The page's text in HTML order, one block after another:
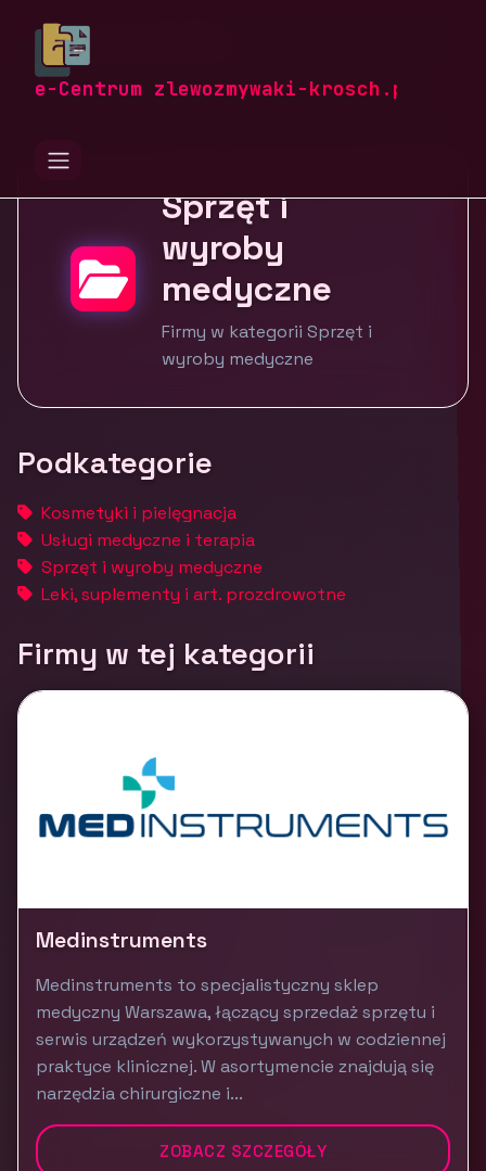
e-Centrum zlewozmywaki-krosch.pl
zlewozmywaki-krosch.pl
Sprzęt i wyroby medyczne
Sprzęt i
wyroby
medyczne
Firmy w kategorii Sprzęt i
wyroby medyczne
Podkategorie
Kosmetyki i pielęgnacja
Usługi medyczne i terapia
Sprzęt i wyroby medyczne
Leki, suplementy i art. prozdrowotne
Firmy w tej kategorii
Medinstruments
Medinstruments to specjalistyczny sklep
medyczny Warszawa, łączący sprzedaż sprzętu i
serwis urządzeń wykorzystywanych w codziennej
praktyce klinicznej. W asortymencie znajdują się
narzędzia chirurgiczne i...
ZOBACZ SZCZEGÓŁY